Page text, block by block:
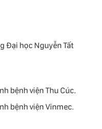
Đại học Nguyễn Tất
bệnh viện Thu Cúc.
bệnh viện Vinmec.